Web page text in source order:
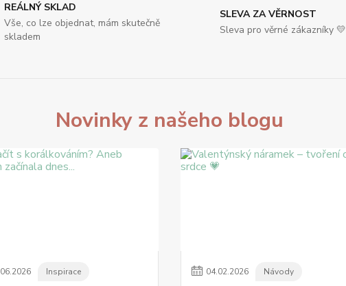
REÁLNÝ SKLAD
Vše, co lze objednat, mám skutečně
skladem
SLEVA ZA VĚRNOST
Sleva pro věrné zákazníky 💛
Novinky z našeho blogu
06.2026 Inspirace 04.02.2026 Návody